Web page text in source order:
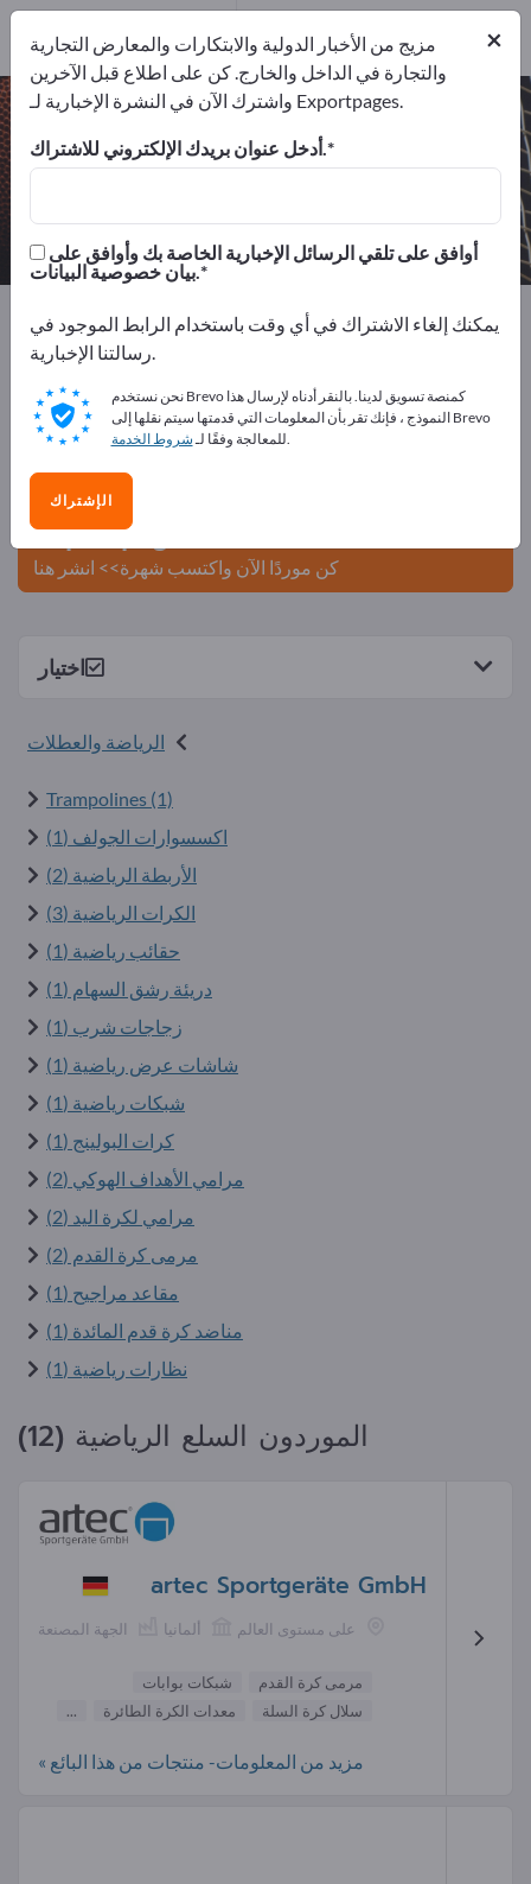
السلع الرياضية – اعثر على الشركات
المصنعة والموردين
12
12
Exportpages الرياضة والعطلات السلع الرياضية
أعلن مجانًا على Exportpages!
الاحتياجات – العروض – السلع المستعملة – جهات الاتصال
التجارية >> ابدأ من هنا
انشر شركتك ومنتجاتك على
Exportpages.
كن موردًا الآن واكتسب شهرة>> انشر هنا
اختيار
الرياضة والعطلات
Trampolines (1)
اكسسوارات الجولف (1)
الأربطة الرياضية (2)
الكرات الرياضية (3)
حقائب رياضية (1)
دريئة رشق السهام (1)
زجاجات شرب (1)
شاشات عرض رياضية (1)
شبكات رياضية (1)
كرات البولينج (1)
مرامي الأهداف الهوكي (2)
مرامي لكرة اليد (2)
مرمى كرة القدم (2)
مقاعد مراجيح (1)
مناضد كرة قدم المائدة (1)
نظارات رياضية (1)
الموردون السلع الرياضية (12)
artec Sportgeräte GmbH
الجهة المصنعة ألمانيا على مستوى العالم
مرمى كرة القدم
شبكات بوابات
سلال كرة السلة
معدات الكرة الطائرة ...
مزيد من المعلومات- منتجات من هذا البائع »
×
مزيج من الأخبار الدولية والابتكارات والمعارض التجارية
والتجارة في الداخل والخارج. كن على اطلاع قبل الآخرين
واشترك الآن في النشرة الإخبارية لـ Exportpages.
أدخل عنوان بريدك الإلكتروني للاشتراك.
بيان خصوصية البيانات.
يمكنك إلغاء الاشتراك في أي وقت باستخدام الرابط الموجود في
رسالتنا الإخبارية.
نحن نستخدم Brevo كمنصة تسويق لدينا. بالنقر أدناه لإرسال هذا
النموذج ، فإنك تقر بأن المعلومات التي قدمتها سيتم نقلها إلى Brevo
للمعالجة وفقًا لـشروط الخدمة .
الإشتراك